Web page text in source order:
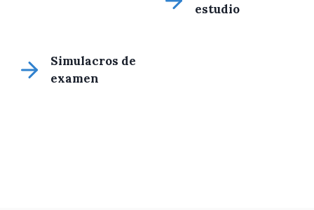
estudio
Simulacros de
examen